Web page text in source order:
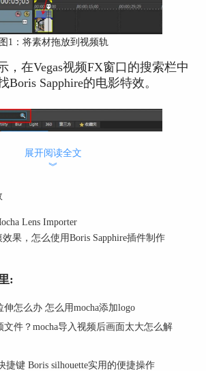
图1：将素材拖放到视频轨
，在Vegas视频FX窗口的搜索栏中
Boris Sapphire的电影特效。
图2：查找Film特效
特效，并将其拖放到Vegas视频轨
展开阅读全文
︾
Lens Importer
果，怎么使用Boris Sapphire插件制作
:
伸怎么办 怎么用mocha添加logo
文件？mocha导入视频后画面太大怎么解
捷键 Boris silhouette实用的便捷操作